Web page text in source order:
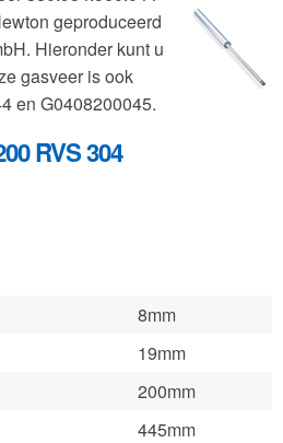
geproduceerd
Hieronder kunt u
gasveer is ook
en G0408200045.
RVS 304
8mm
19mm
200mm
445mm